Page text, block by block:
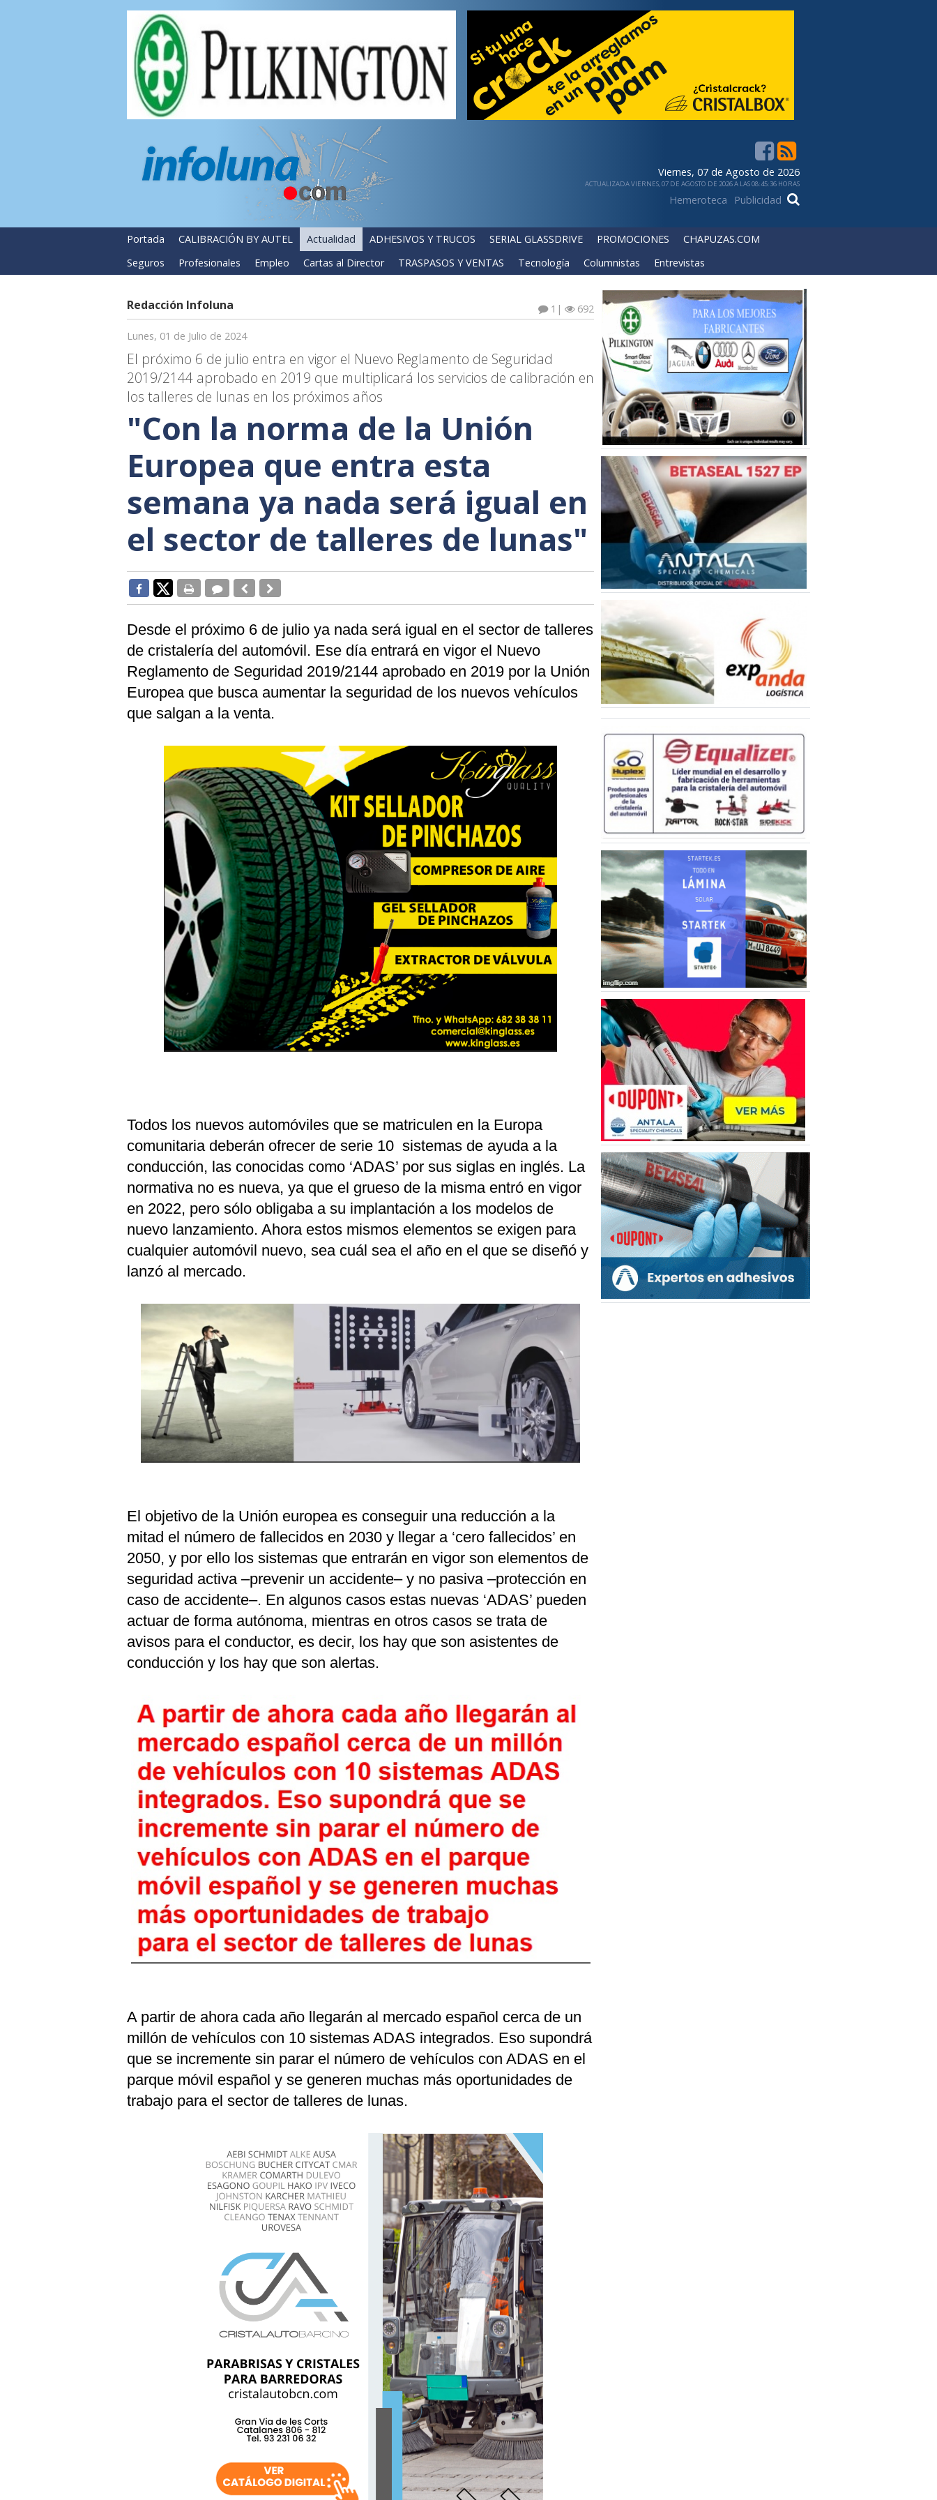
Viernes, 07 de Agosto de 2026
ACTUALIZADA VIERNES, 07 DE AGOSTO DE 2026 A LAS 08:45:36 HORAS
Hemeroteca Publicidad
Portada CALIBRACIÓN BY AUTEL Actualidad ADHESIVOS Y TRUCOS SERIAL GLASSDRIVE PROMOCIONES
CHAPUZAS.COM
Seguros
Profesionales Empleo Cartas al Director TRASPASOS Y VENTAS Tecnología Columnistas Entrevistas
Redacción Infoluna | 692
1
Lunes, 01 de Julio de 2024
El próximo 6 de julio entra en vigor el Nuevo Reglamento de Seguridad
2019/2144 aprobado en 2019 que multiplicará los servicios de calibración en
los talleres de lunas en los próximos años
"Con la norma de la Unión
Europea que entra esta
semana ya nada será igual en
el sector de talleres de lunas"
Desde el próximo 6 de julio ya nada será igual en el sector de talleres
de cristalería del automóvil. Ese día entrará en vigor el Nuevo
Reglamento de Seguridad 2019/2144 aprobado en 2019 por la Unión
Europea que busca aumentar la seguridad de los nuevos vehículos
que salgan a la venta.
Todos los nuevos automóviles que se matriculen en la Europa
comunitaria deberán ofrecer de serie 10 sistemas de ayuda a la
conducción, las conocidas como ‘ADAS’ por sus siglas en inglés. La
normativa no es nueva, ya que el grueso de la misma entró en vigor
en 2022, pero sólo obligaba a su implantación a los modelos de
nuevo lanzamiento. Ahora estos mismos elementos se exigen para
cualquier automóvil nuevo, sea cuál sea el año en el que se diseñó y
lanzó al mercado.
El objetivo de la Unión europea es conseguir una reducción a la
mitad el número de fallecidos en 2030 y llegar a ‘cero fallecidos’ en
2050, y por ello los sistemas que entrarán en vigor son elementos de
seguridad activa –prevenir un accidente– y no pasiva –protección en
caso de accidente–. En algunos casos estas nuevas ‘ADAS’ pueden
actuar de forma autónoma, mientras en otros casos se trata de
avisos para el conductor, es decir, los hay que son asistentes de
conducción y los hay que son alertas.
A partir de ahora cada año llegarán al mercado español cerca de un
millón de vehículos con 10 sistemas ADAS integrados. Eso supondrá
que se incremente sin parar el número de vehículos con ADAS en el
parque móvil español y se generen muchas más oportunidades de
trabajo para el sector de talleres de lunas.